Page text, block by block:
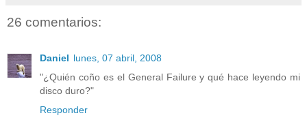
26 comentarios:
Daniel lunes, 07 abril, 2008
"¿Quién coño es el General Failure y qué hace leyendo mi
disco duro?"
Responder